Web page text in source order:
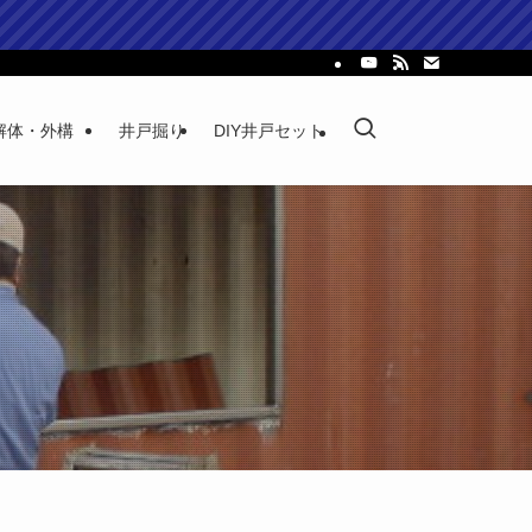
体・外構 井戸掘り DIY井戸セット